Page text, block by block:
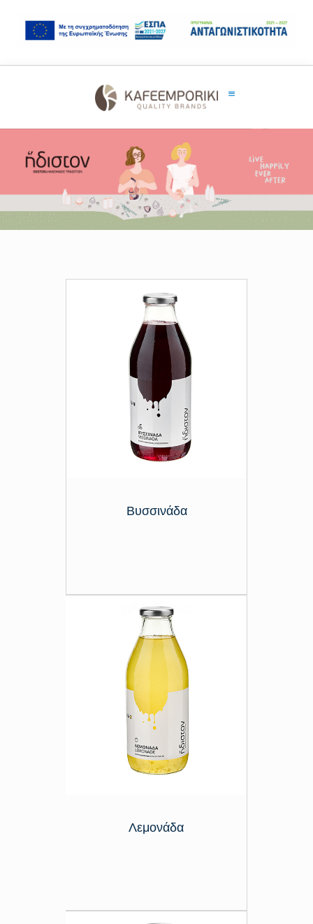
Βυσσινάδα
Λεμονάδα